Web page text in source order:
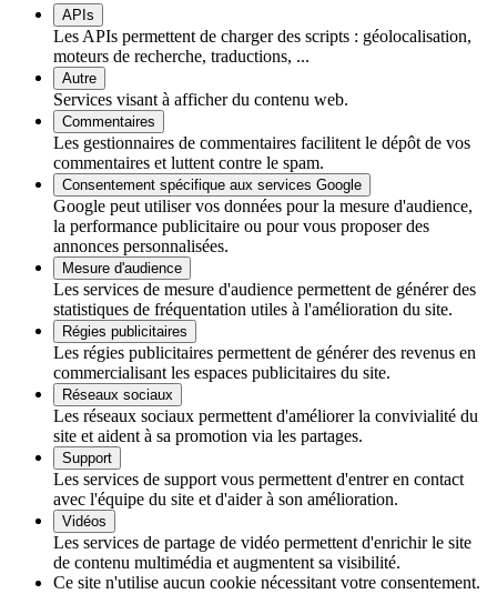
APIs
Les APIs permettent de charger des scripts : géolocalisation,
moteurs de recherche, traductions, ...
Autre
Services visant à afficher du contenu web.
Commentaires
Les gestionnaires de commentaires facilitent le dépôt de vos
commentaires et luttent contre le spam.
Consentement spécifique aux services Google
Google peut utiliser vos données pour la mesure d'audience,
la performance publicitaire ou pour vous proposer des
annonces personnalisées.
Mesure d'audience
Les services de mesure d'audience permettent de générer des
statistiques de fréquentation utiles à l'amélioration du site.
Régies publicitaires
Les régies publicitaires permettent de générer des revenus en
commercialisant les espaces publicitaires du site.
Réseaux sociaux
Les réseaux sociaux permettent d'améliorer la convivialité du
site et aident à sa promotion via les partages.
Support
Les services de support vous permettent d'entrer en contact
avec l'équipe du site et d'aider à son amélioration.
Vidéos
Les services de partage de vidéo permettent d'enrichir le site
de contenu multimédia et augmentent sa visibilité.
Ce site n'utilise aucun cookie nécessitant votre consentement.